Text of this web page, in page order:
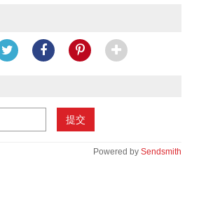
提交
Powered by Sendsmith